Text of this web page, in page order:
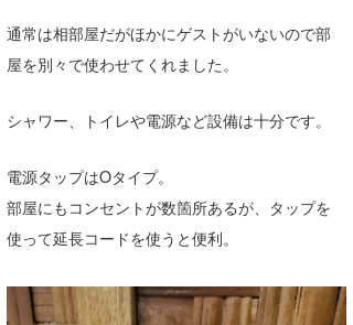
通常は相部屋だがほかにゲストがいないので部
屋を別々で使わせてくれました。
シャワー、トイレや電源など設備は十分です。
電源タップはOタイプ。
部屋にもコンセントが数箇所あるが、タップを
使って延長コードを使うと便利。